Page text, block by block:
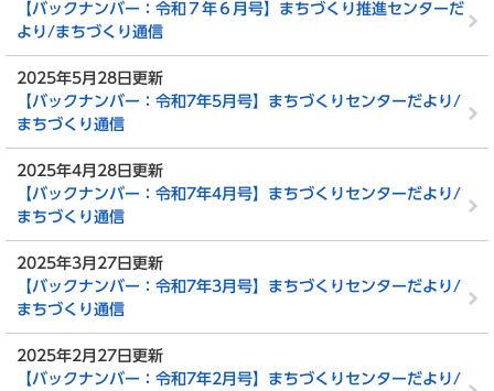
【バックナンバー：令和７年６月号】まちづくり推進センターだ
より/まちづくり通信
2025年5月28日更新
【バックナンバー：令和7年5月号】まちづくりセンターだより/
まちづくり通信
2025年4月28日更新
【バックナンバー：令和7年4月号】まちづくりセンターだより/
まちづくり通信
2025年3月27日更新
【バックナンバー：令和7年3月号】まちづくりセンターだより/
まちづくり通信
2025年2月27日更新
【バックナンバー：令和7年2月号】まちづくりセンターだより/